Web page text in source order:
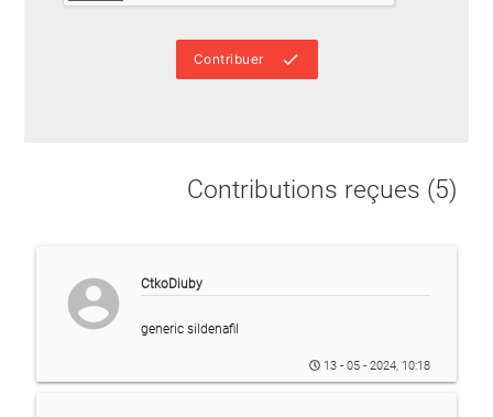
done
Contribuer
Contributions reçues (5)
account_circle CtkoDiuby
generic sildenafil
13 - 05 - 2024, 10:18